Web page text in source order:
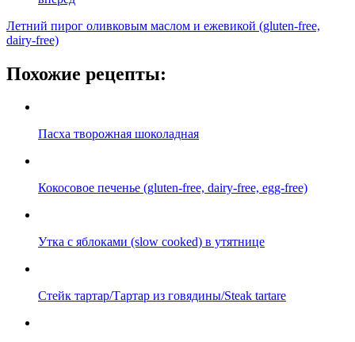
Летний пирог оливковым маслом и ежевикой (gluten-free,
dairy-free)
Похожие рецепты:
Пасха творожная шоколадная
Кокосовое печенье (gluten-free, dairy-free, egg-free)
Утка с яблоками (slow cooked) в утятнице
Стейк тартар/Тартар из говядины/Steak tartare